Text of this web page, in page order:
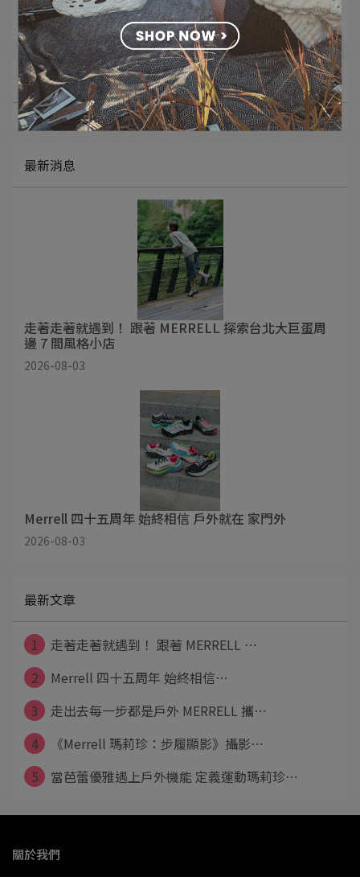
全台店點資訊
文章分類
最新消息
走著走著就遇到！ 跟著 MERRELL 探索台北大巨蛋周
邊 7 間風格小店
2026-08-03
Merrell 四十五周年 始終相信 戶外就在 家門外
2026-08-03
最新文章
1
走著走著就遇到！ 跟著 MERRELL ⋯
2
Merrell 四十五周年 始終相信⋯
3
走出去每一步都是戶外 MERRELL 攜⋯
4
《Merrell 瑪莉珍：步履顯影》攝影⋯
5
當芭蕾優雅遇上戶外機能 定義運動瑪莉珍⋯
關於我們